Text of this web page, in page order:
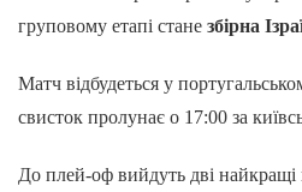
груповому етапі стане збірна
Матч відбудеться у
свисток пролунає о 17:00 за
До плей-оф вийдуть дві